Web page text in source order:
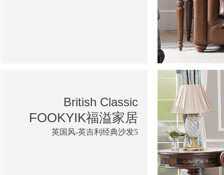
British Classic
FOOKYIK福溢家居
英国风-英吉利经典沙发5